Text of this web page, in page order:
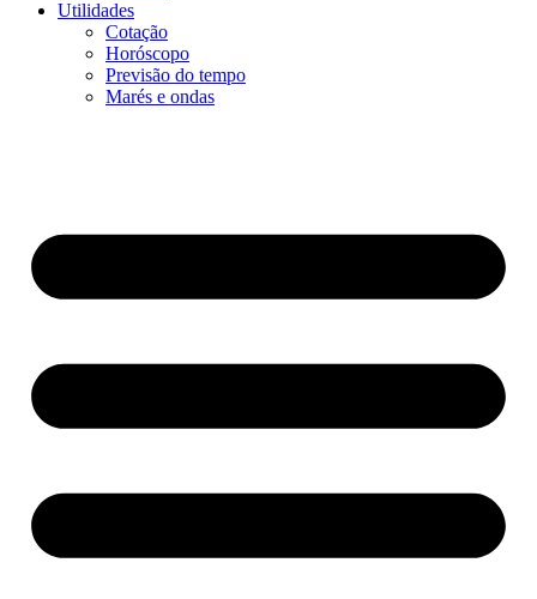
Utilidades
Cotação
Horóscopo
Previsão do tempo
Marés e ondas